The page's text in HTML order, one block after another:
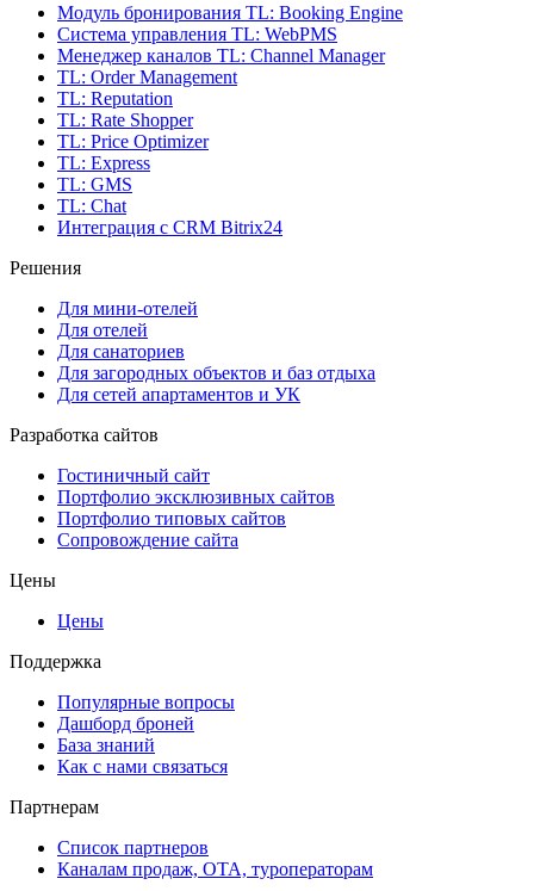
Модуль бронирования TL: Booking Engine
Система управления TL: WebPMS
Менеджер каналов TL: Channel Manager
TL: Order Management
TL: Reputation
TL: Rate Shopper
TL: Price Optimizer
TL: Express
TL: GMS
TL: Chat
Интеграция с CRM Bitrix24
Решения
Для мини-отелей
Для отелей
Для санаториев
Для загородных объектов и баз отдыха
Для сетей апартаментов и УК
Разработка сайтов
Гостиничный сайт
Портфолио эксклюзивных сайтов
Портфолио типовых сайтов
Сопровождение сайта
Цены
Цены
Поддержка
Популярные вопросы
Дашборд броней
База знаний
Как с нами связаться
Партнерам
Список партнеров
Каналам продаж, ОТА, туроператорам